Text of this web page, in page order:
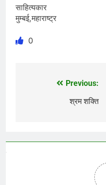
साहित्यकार
मुम्बई,महाराष्ट्र
0
navigation
Previous:
श्रम शक्ति